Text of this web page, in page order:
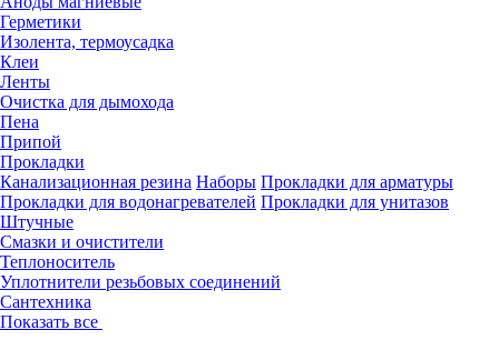
Герметики
Изолента, термоусадка
Клеи
Ленты
Очистка для дымохода
Пена
Припой
Прокладки
Канализационная резина Наборы Прокладки для арматуры
Прокладки для водонагревателей Прокладки для унитазов
Штучные
Смазки и очистители
Теплоноситель
Уплотнители резьбовых соединений
Сантехника
Показать все